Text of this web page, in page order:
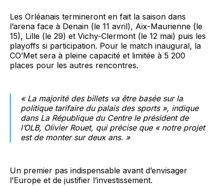
Les Orléanais termineront en fait la saison dans
l’arena face à Denain (le 11 avril), Aix-Maurienne (le
15), Lille (le 29) et Vichy-Clermont (le 12 mai) puis les
playoffs si participation. Pour le match inaugural, la
CO’Met sera à pleine capacité et limitée à 5 200
places pour les autres rencontres.
« La majorité des billets va être basée sur la
politique tarifaire du palais des sports », indique
dans La République du Centre le président de
l’OLB, Olivier Rouet, qui précise que « notre projet
est de monter sur deux ans. »
Un premier pas indispensable avant d’envisager
l’Europe et de justifier l’investissement.